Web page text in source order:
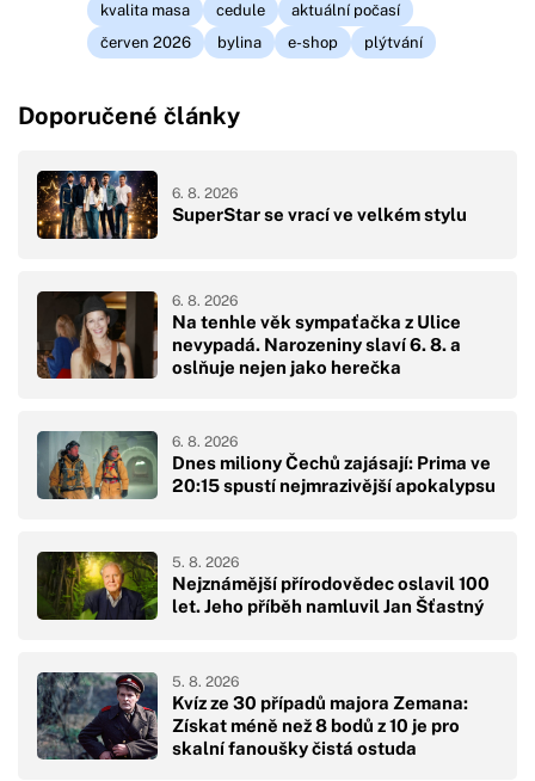
kvalita masa
cedule
aktuální počasí
červen 2026
bylina e-shop plýtvání
Doporučené články
SuperStar se vrací ve velkém stylu
6. 8. 2026
Na tenhle věk sympaťačka z Ulice
nevypadá. Narozeniny slaví 6. 8. a
oslňuje nejen jako herečka
6. 8. 2026
Dnes miliony Čechů zajásají: Prima ve
20:15 spustí nejmrazivější apokalypsu
6. 8. 2026
Nejznámější přírodovědec oslavil 100
let. Jeho příběh namluvil Jan Šťastný
5. 8. 2026
Kvíz ze 30 případů majora Zemana:
Získat méně než 8 bodů z 10 je pro
skalní fanoušky čistá ostuda
5. 8. 2026